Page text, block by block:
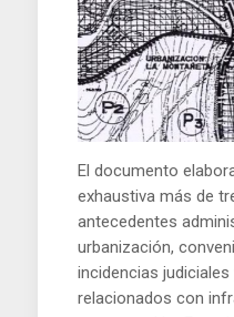
El documento
exhaustiva más de
antecedentes
urbanización,
incidencias
relacionados con